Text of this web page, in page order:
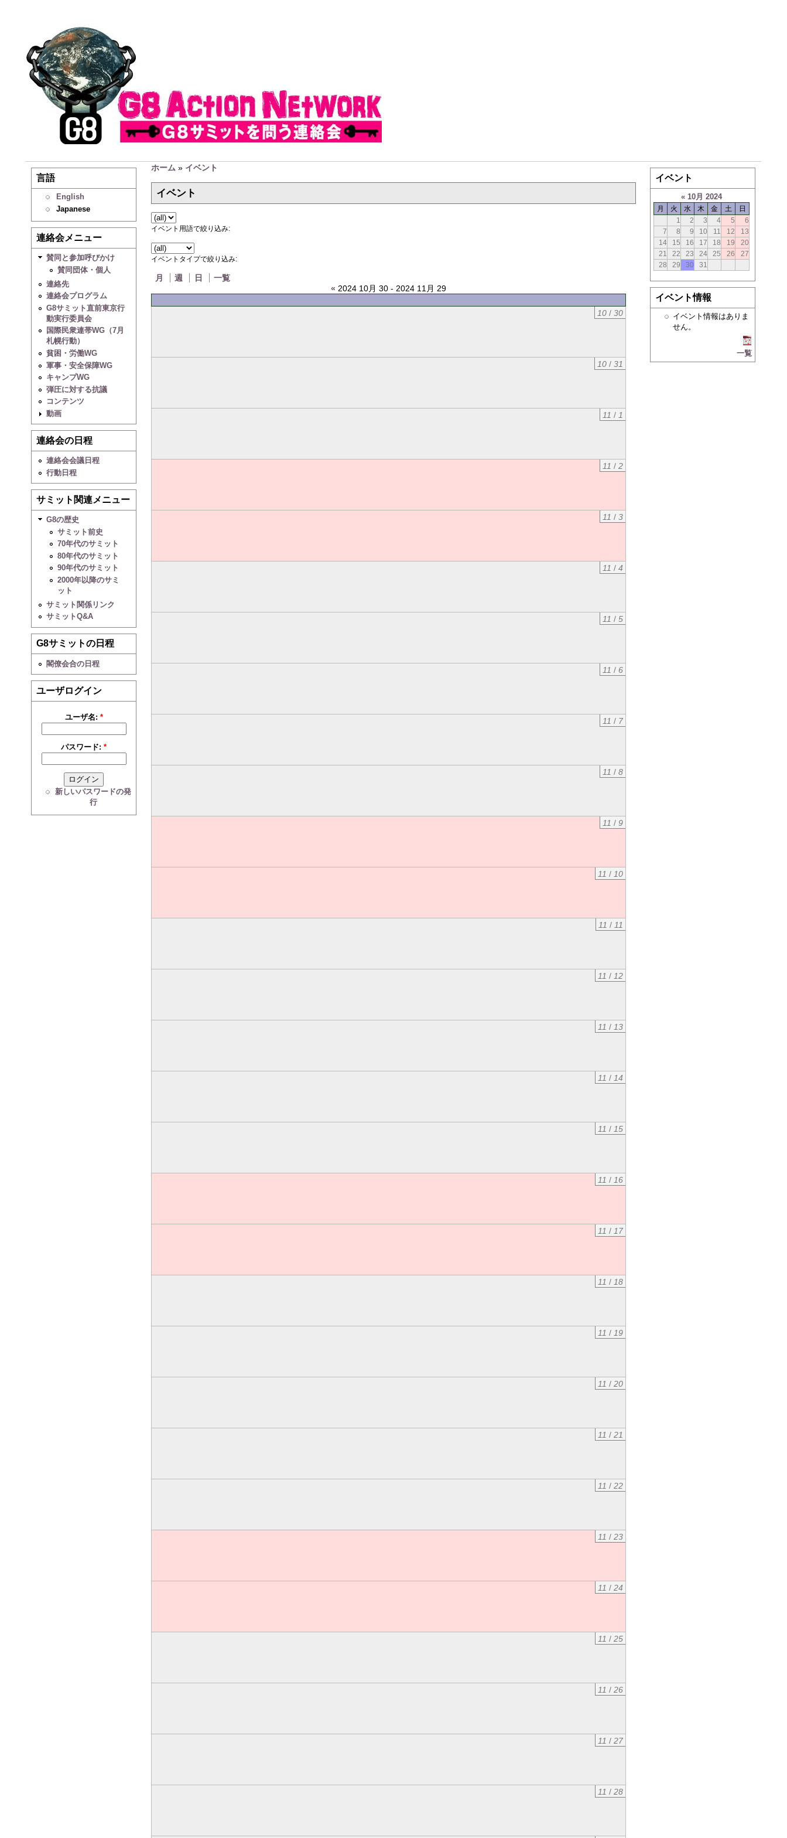
言語
English
Japanese
連絡会メニュー
賛同と参加呼びかけ
賛同団体・個人
連絡先
連絡会プログラム
G8サミット直前東京行
動実行委員会
国際民衆連帯WG（7月
札幌行動）
貧困・労働WG
軍事・安全保障WG
キャンプWG
弾圧に対する抗議
コンテンツ
動画
連絡会の日程
連絡会会議日程
行動日程
サミット関連メニュー
G8の歴史
サミット前史
70年代のサミット
80年代のサミット
90年代のサミット
2000年以降のサミ
ット
サミット関係リンク
サミットQ&A
G8サミットの日程
閣僚会合の日程
ユーザログイン
ユーザ名: *
パスワード:*
新しいパスワードの発
行
ホーム » イベント
イベント
イベント用語で絞り込み:
イベントタイプで絞り込み:
月 週 日
一覧
« 2024 10月 30 - 2024 11月 29
10/ 30
10/ 31
11 / 1
11 / 2
11 / 3
11 / 4
11 / 5
11 / 6
11 / 7
11 / 8
11 / 9
11 / 10
11 / 11
11 / 12
11 / 13
11 / 14
11 / 15
11 / 16
11 / 17
11 / 18
11 / 19
11 / 20
11 / 21
11 / 22
11 / 23
11 / 24
11 / 25
11 / 26
11 / 27
11 / 28
イベント
« 10月 2024
月 火 水 木 金 土
日
1
2 3 4 5
6
7
8 9 10 11 12
13
14
15 16 17 18 19
20
21
22 23 24 25 26
27
28
29 30 31
イベント情報
イベント情報はありま
せん。
一覧